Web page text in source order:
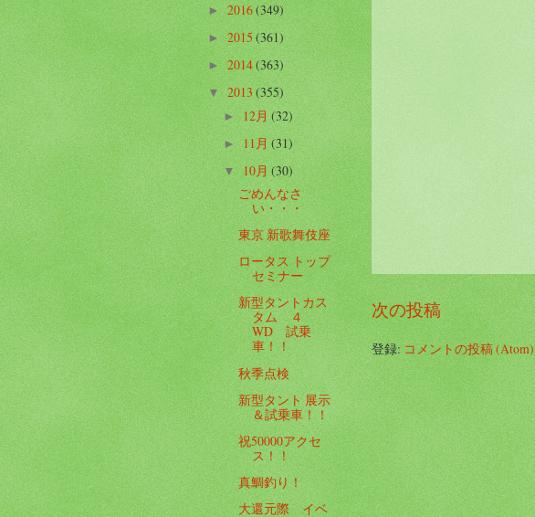
次の投稿
登録:コメントの投稿 (Atom)
►2016(349)
►2015(361)
►2014(363)
▼2013(355)
►12月(32)
►11月(31)
▼10月(30)
ごめんなさ
い・・・
東京 新歌舞伎座
ロータス トップ
セミナー
新型タントカス
タム ４
WD 試乗
車！！
秋季点検
新型タント 展示
＆試乗車！！
祝50000アクセ
ス！！
真鯛釣り！
大還元際 イベ